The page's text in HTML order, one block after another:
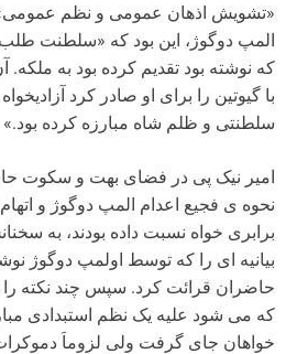
«تشویش اذهان عمومی و نظم
المپ دوگوژ، این بود که «سلطنت طلب
که نوشته بود تقدیم کرده بود به
با گیوتین را برای او صادر کرد
سلطنتی و ظلم شاه مبارزه کرده بود.»
امیر نیک پی در فضای بهت و سکوت
نحوه ی فجیع اعدام المپ دوگوژ و
برابری خواه نسبت داده بودند، به
بیانیه ای را که توسط اولمپ دوگوژ
حاضران قرائت کرد. سپس چند نکته
که می شود علیه یک نظم استبدادی
خواهان جای گرفت ولی لزوماَ